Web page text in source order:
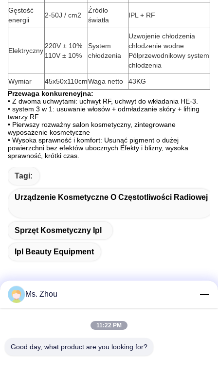
Gęstość
energii
2-50J / cm2
Źródło
światła
IPL + RF
Elektryczny
220V ± 10%
110V ± 10%
System
chłodzenia
Uzwojenie chłodzenia
chłodzenie wodne
Półprzewodnikowy system
chłodzenia
Wymiar 45x50x110cmWaga netto
43KG
Przewaga konkurencyjna:
• Z dwoma uchwytami: uchwyt RF, uchwyt do wkładania HE-3.
• system 3 w 1: usuwanie włosów + odmładzanie skóry + lifting
twarzy RF
• Pierwszy rozważny salon kosmetyczny, zintegrowane
wyposażenie kosmetyczne
• Wysoka sprawność i komfort: Usunąć pigment o dużej
powierzchni bez efektów ubocznych Efekty i blizny, wysoka
sprawność, krótki czas.
Tagi:
Urządzenie Kosmetyczne O Częstotliwości Radiowej
Sprzęt Kosmetyczny Ipl
Ipl Beauty Equipment
No.58 Dazhuang Road, TianGongYuan Street, Daxing
Ms. Zhou
11:22 PM
Good day, what product are you looking for?